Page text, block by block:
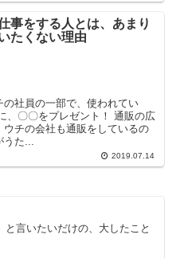
事をする人とは、あまり
たくない理由
の社員の一部で、使われてい
、〇〇をプレゼント！ 通販の広
チの会社も通販をしているの
た...
2019.07.14
と言いたいだけの、大したこと